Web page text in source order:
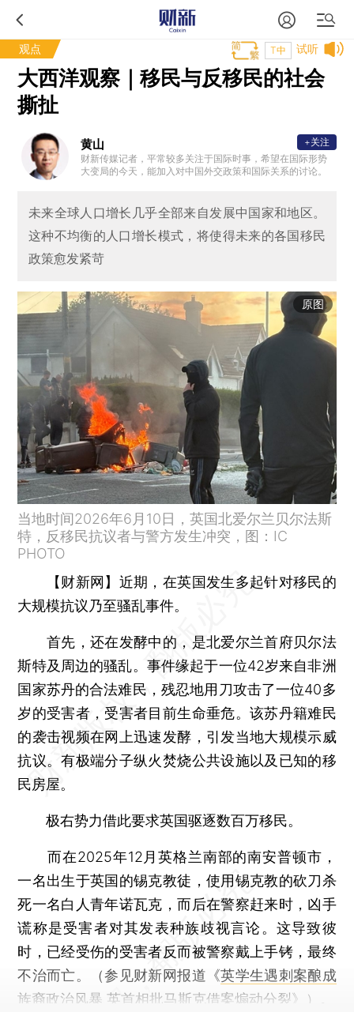
观点 试听
T中
大西洋观察｜移民与反移民的社会
撕扯
黄山
财新传媒记者，平常较多关注于国际时事，希望在国际形势
大变局的今天，能加入对中国外交政策和国际关系的讨论。
+关注
未来全球人口增长几乎全部来自发展中国家和地区。
这种不均衡的人口增长模式，将使得未来的各国移民
政策愈发紧苛
原图
当地时间2026年6月10日，英国北爱尔兰贝尔法斯
特，反移民抗议者与警方发生冲突，图：IC
PHOTO
【财新网】 近期，在英国发生多起针对移民的
大规模抗议乃至骚乱事件。
首先，还在发酵中的，是北爱尔兰首府贝尔法
斯特及周边的骚乱。事件缘起于一位42岁来自非洲
国家苏丹的合法难民，残忍地用刀攻击了一位40多
岁的受害者，受害者目前生命垂危。该苏丹籍难民
的袭击视频在网上迅速发酵，引发当地大规模示威
抗议。有极端分子纵火焚烧公共设施以及已知的移
民房屋。
极右势力借此要求英国驱逐数百万移民。
而在2025年12月英格兰南部的南安普顿市，
一名出生于英国的锡克教徒，使用锡克教的砍刀杀
死一名白人青年诺瓦克，而后在警察赶来时，凶手
谎称是受害者对其发表种族歧视言论。这导致彼
时，已经受伤的受害者反而被警察戴上手铐，最终
不治而亡。（参见财新网报道《英学生遇刺案酿成
族裔政治风暴 英首相批马斯克借案煽动分裂》）。